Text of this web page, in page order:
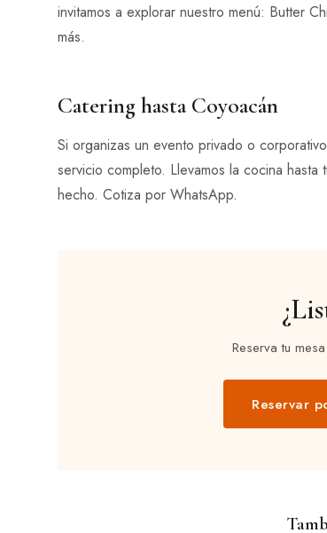
invitamos a explorar nuestro menú: Butter
más.
Catering hasta Coyoacán
Si organizas un evento privado o
servicio completo. Llevamos la cocina
hecho. Cotiza por WhatsApp.
Reserva tu
Reservar